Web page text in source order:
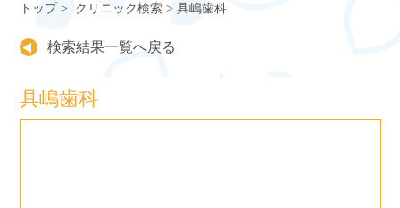
トップ クリニック検索 具嶋歯科
検索結果一覧へ戻る
具嶋歯科